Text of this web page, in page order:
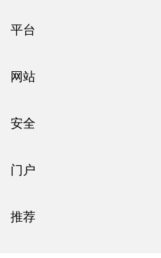
平台
网站
安全
门户
推荐